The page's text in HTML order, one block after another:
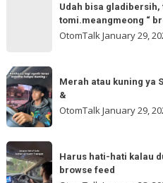
akmschooldrive_cikarang
&
follow
gladibersih,
otw
🌬
🌬
Sc:
“
browse
Udah bisa
tomi.meangmeong “
OtomTalk January 29,
Merah
atau
kuning
ya
Sc:
wahidmobil.id
“
Merah atau kuning ya
&
OtomTalkJanuary 29,
Harus
hati-
Harus hati-hati kalau
browse feed